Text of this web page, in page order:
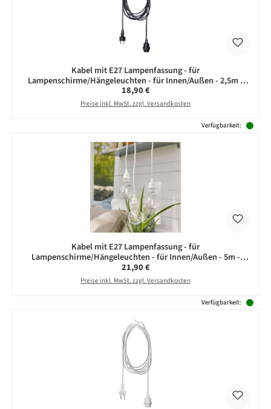
Kabel mit E27 Lampenfassung - für
Lampenschirme/Hängeleuchten - für Innen/Außen - 2,5m -
schwarz
Regulärer Preis:
18,90 €
Preise inkl. MwSt. zzgl. Versandkosten
Verfügbarkeit:
Kabel mit E27 Lampenfassung - für
Lampenschirme/Hängeleuchten - für Innen/Außen - 5m -
weiß
Regulärer Preis:
21,90 €
Preise inkl. MwSt. zzgl. Versandkosten
Verfügbarkeit: